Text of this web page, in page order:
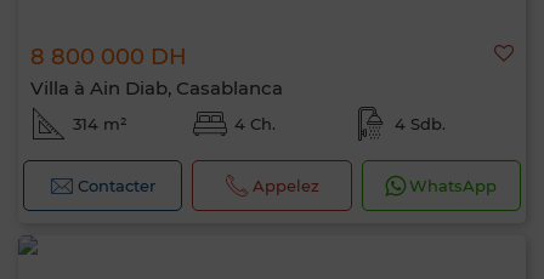
8 800 000 DH
Villa à Ain Diab, Casablanca
314 m² 4 Ch. 4 Sdb.
Contacter Appelez WhatsApp